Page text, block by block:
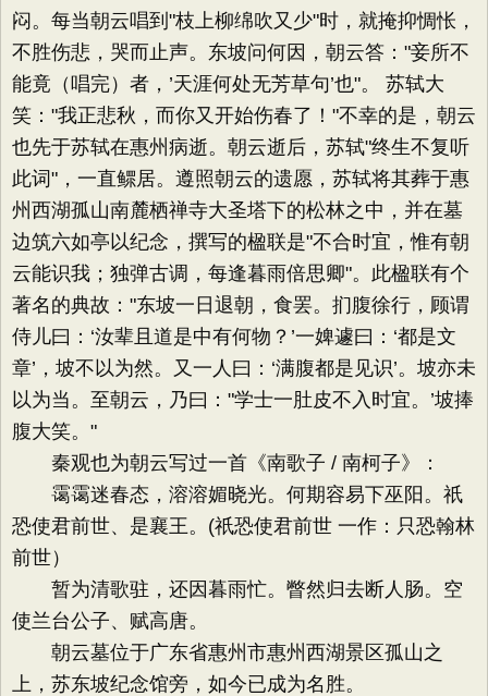
闷。每当朝云唱到"枝上柳绵吹又少"时，就掩抑惆怅，
不胜伤悲，哭而止声。东坡问何因，朝云答："妾所不
能竟（唱完）者，’天涯何处无芳草句’也"。 苏轼大
笑："我正悲秋，而你又开始伤春了！"不幸的是，朝云
也先于苏轼在惠州病逝。朝云逝后，苏轼"终生不复听
此词"，一直鳏居。遵照朝云的遗愿，苏轼将其葬于惠
州西湖孤山南麓栖禅寺大圣塔下的松林之中，并在墓
边筑六如亭以纪念，撰写的楹联是"不合时宜，惟有朝
云能识我；独弹古调，每逢暮雨倍思卿"。此楹联有个
著名的典故："东坡一日退朝，食罢。扪腹徐行，顾谓
侍儿曰：‘汝辈且道是中有何物？’一婢遽曰：‘都是文
章’，坡不以为然。又一人曰：‘满腹都是见识’。坡亦未
以为当。至朝云，乃曰："学士一肚皮不入时宜。’坡捧
腹大笑。"
秦观也为朝云写过一首《南歌子 / 南柯子》：
霭霭迷春态，溶溶媚晓光。何期容易下巫阳。祇
恐使君前世、是襄王。(祇恐使君前世 一作：只恐翰林
前世）
暂为清歌驻，还因暮雨忙。瞥然归去断人肠。空
使兰台公子、赋高唐。
朝云墓位于广东省惠州市惠州西湖景区孤山之
上，苏东坡纪念馆旁，如今已成为名胜。